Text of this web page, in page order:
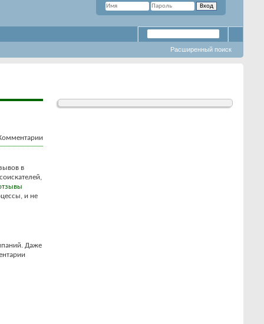
Расширенный поиск
в
и не
Даже